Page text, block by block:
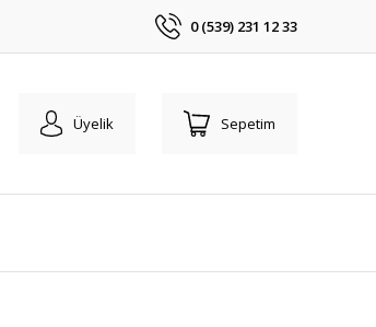
0 (539) 231 12 33
Üyelik Sepetim